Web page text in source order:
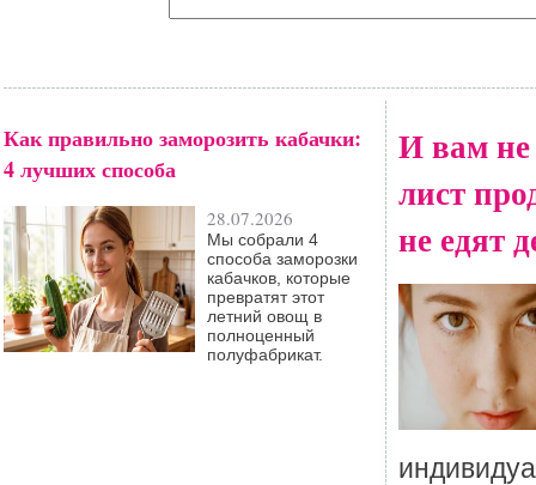
Как правильно заморозить кабачки:
4 лучших способа
28.07.2026
Мы собрали 4
способа заморозки
кабачков, которые
превратят этот
летний овощ в
полноценный
полуфабрикат.
И вам не
лист
не едят